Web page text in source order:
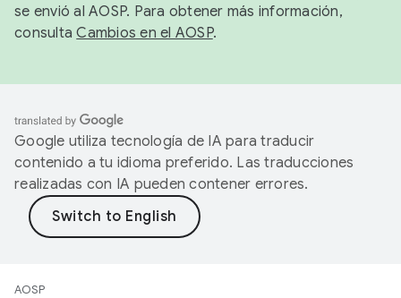
se envió al AOSP. Para obtener más información,
consultaCambios en el AOSP.
Google utiliza tecnología de IA para traducir
contenido a tu idioma preferido. Las traducciones
realizadas con IA pueden contener errores.
AOSP